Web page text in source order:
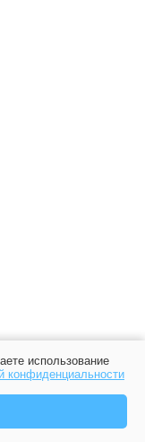
использование
конфиденциальности